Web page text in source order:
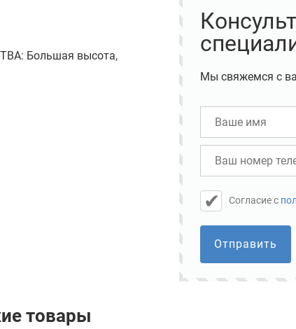
Большая высота,
Мы свяжемся с
Cогласие с
Отправить
товары